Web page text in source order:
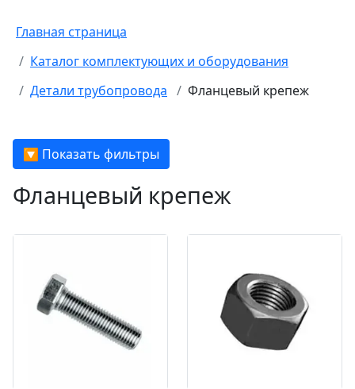
Главная страница
Каталог комплектующих и оборудования
Детали трубопровода
Фланцевый крепеж
🔽 Показать фильтры
Фланцевый крепеж